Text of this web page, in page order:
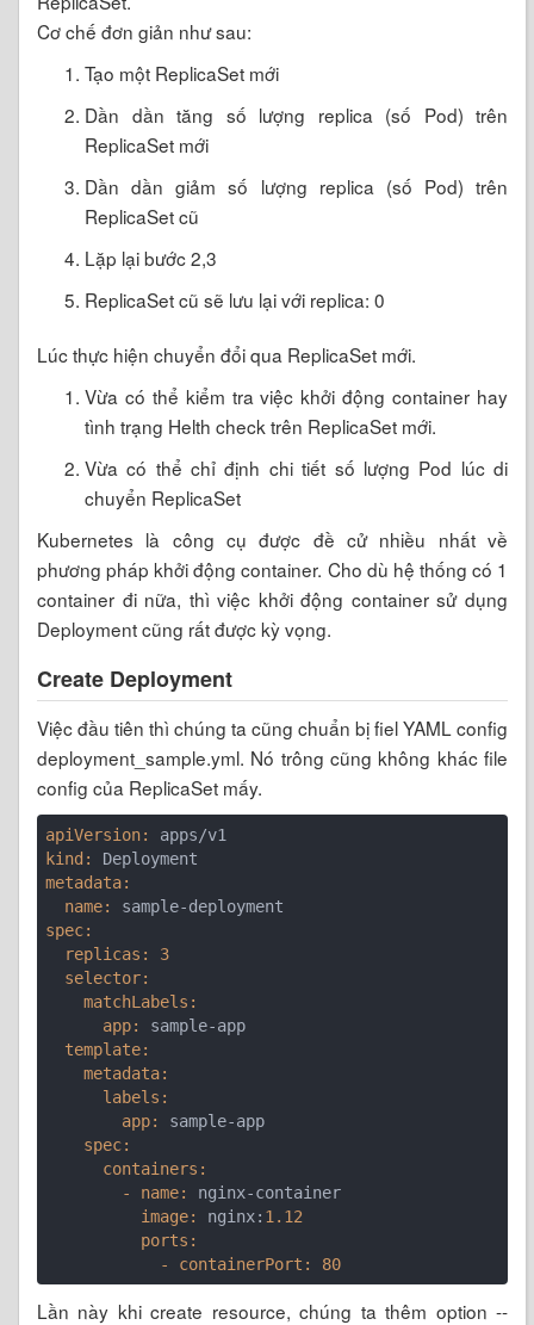
Cơ chế đơn giản như sau:
Tạo một ReplicaSet mới
Dần dần tăng số lượng replica (số Pod) trên
ReplicaSet mới
Dần dần giảm số lượng replica (số Pod) trên
ReplicaSet cũ
Lặp lại bước 2,3
ReplicaSet cũ sẽ lưu lại với replica: 0
Lúc thực hiện chuyển đổi qua ReplicaSet mới.
Vừa có thể kiểm tra việc khởi động container hay
tình trạng Helth check trên ReplicaSet mới.
Vừa có thể chỉ định chi tiết số lượng Pod lúc di
chuyển ReplicaSet
Kubernetes là công cụ được đề cử nhiều nhất về
phương pháp khởi động container. Cho dù hệ thống có 1
container đi nữa, thì việc khởi động container sử dụng
Deployment cũng rất được kỳ vọng.
Create Deployment
Việc đầu tiên thì chúng ta cũng chuẩn bị fiel YAML config
deployment_sample.yml. Nó trông cũng không khác file
config của ReplicaSet mấy.
apiVersion:
kind:
metadata:
  name:
spec:
  replicas:
3
  selector:
    matchLabels:
      app:
  template:
    metadata:
      labels:
        app:
    spec:
      containers:
        - name:
          image:
nginx: 1.12
          ports:
            - containerPort:
80
Lần này khi create resource, chúng ta thêm option --